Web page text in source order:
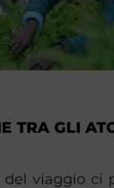
TRA GLI
del viaggio ci